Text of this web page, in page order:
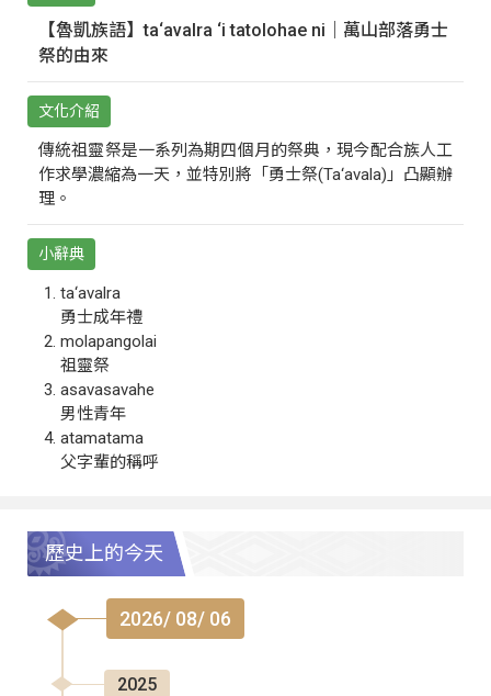
【魯凱族語】ta‘avalra ‘i tatolohae ni｜萬山部落勇士
祭的由來
文化介紹
傳統祖靈祭是一系列為期四個月的祭典，現今配合族人工
作求學濃縮為一天，並特別將「勇士祭(Ta‘avala)」凸顯辦
理。
小辭典
ta‘avalra
勇士成年禮
molapangolai
祖靈祭
asavasavahe
男性青年
atamatama
父字輩的稱呼
歷史上的今天
2026/ 08/ 06
2025